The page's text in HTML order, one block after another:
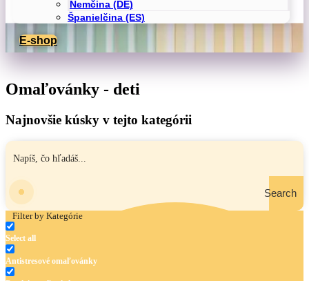
Nemčina (DE)
Španielčina (ES)
E-shop
Omaľovánky - deti
Najnovšie kúsky v tejto kategórii
Search
Filter by Kategórie
Select all
Antistresové omaľovánky